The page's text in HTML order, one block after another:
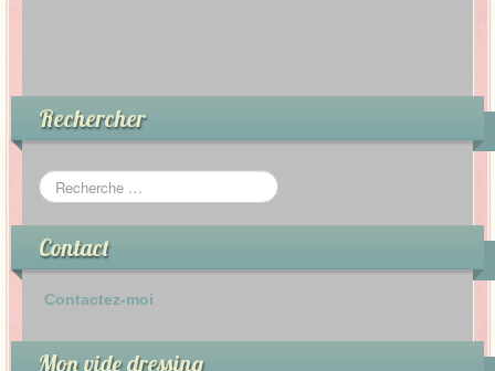
Rechercher
Contact
Contactez-moi
Mon vide dressing